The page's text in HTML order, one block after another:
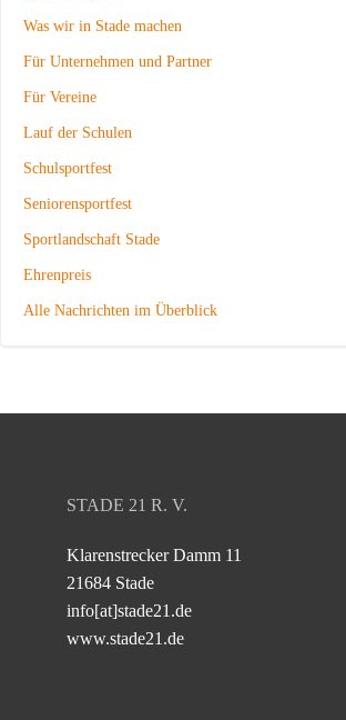
Was wir in Stade machen
Für Unternehmen und Partner
Für Vereine
Lauf der Schulen
Schulsportfest
Seniorensportfest
Sportlandschaft Stade
Ehrenpreis
Alle Nachrichten im Überblick
STADE 21 R. V.
Klarenstrecker Damm 11
21684 Stade
info[at]stade21.de
www.stade21.de